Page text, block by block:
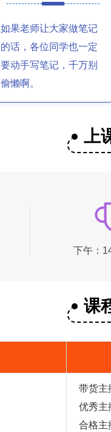
如果老师让大家做笔记
的话，各位同学也一定
要动手写笔记，千万别
偷懒啊。
上
下午：
课
带货主
优秀主
合格主